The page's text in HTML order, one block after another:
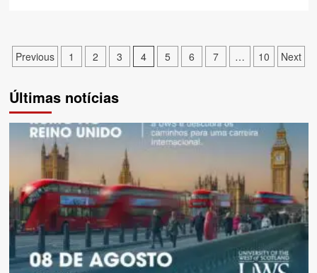
Paginação
de
posts
Previous 1 2 3 4 5 6 7 … 10 Next
Últimas notícias